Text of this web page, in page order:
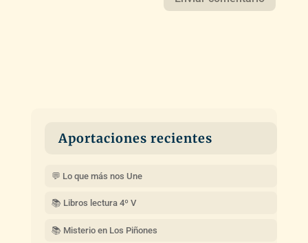
Aportaciones recientes
💬 Lo que más nos Une
📚 Libros lectura 4º V
📚 Misterio en Los Piñones